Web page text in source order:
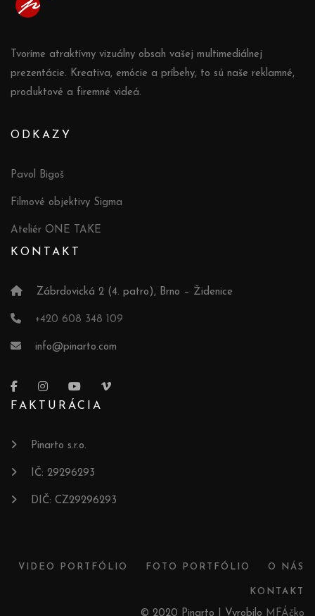
Tvoríme atraktívny vizuálny obsah vašej multimediálnej
prezentácie. Kreativa, emócie a príbehy, to sú naše reklamné,
produktové a firemné videá.
ODKAZY
Pavol Bigoš
Filmové objektivy Sigma
Ateliér ONE TAKE
KONTAKT
Zábrdovická 2 (4. patro), Brno – Židenice
+420 608 348 109
info@pinarto.com
FAKTURÁCIA
Pinarto s.r.o.
IČ: 29296293
DIČ: CZ29296293
VIDEO PORTFÓLIO FOTO PORTFÓLIO O NÁS
KONTAKT
© 2020 Pinarto | Vyrobilo MFÁčko